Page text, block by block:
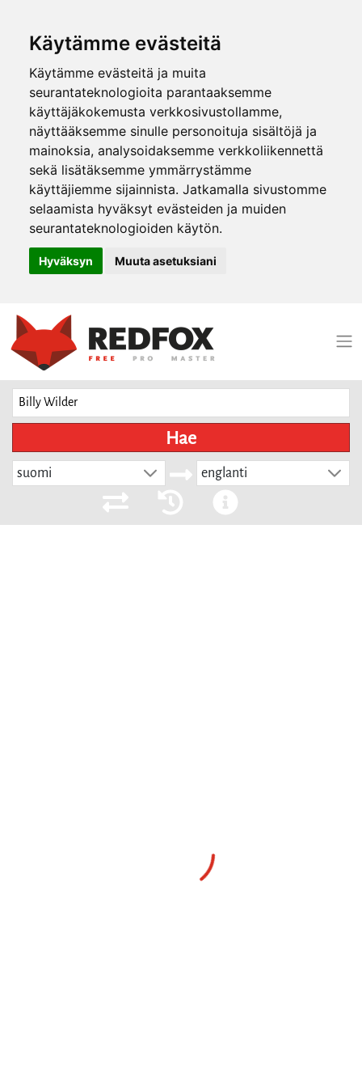
Käytämme evästeitä
Käytämme evästeitä ja muita
seurantateknologioita parantaaksemme
käyttäjäkokemusta verkkosivustollamme,
näyttääksemme sinulle personoituja sisältöjä ja
mainoksia, analysoidaksemme verkkoliikennettä
sekä lisätäksemme ymmärrystämme
käyttäjiemme sijainnista. Jatkamalla sivustomme
selaamista hyväksyt evästeiden ja muiden
seurantateknologioiden käytön.
Hyväksyn Muuta asetuksiani
Hae
suomi englanti